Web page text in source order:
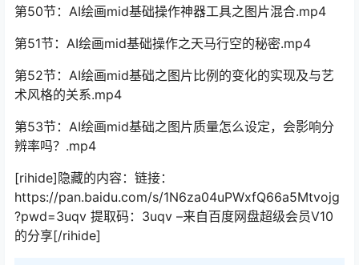
第50节：AI绘画mid基础操作神器工具之图片混合.mp4
第51节：AI绘画mid基础操作之天马行空的秘密.mp4
第52节：AI绘画mid基础之图片比例的变化的实现及与艺
术风格的关系.mp4
第53节：AI绘画mid基础之图片质量怎么设定，会影响分
辨率吗？.mp4
[rihide]隐藏的内容：链接：
https://pan.baidu.com/s/1N6za04uPWxfQ66a5Mtvojg
?pwd=3uqv 提取码：3uqv –来自百度网盘超级会员V10
的分享[/rihide]